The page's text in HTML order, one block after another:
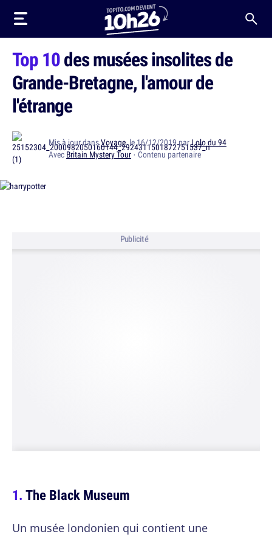
Top 10des musées insolites de
Grande-Bretagne, l'amour de
l'étrange
Mis à jour dansVoyage, le 16/12/2019 parLolo du 94
Avec Britain Mystery Tour · Contenu partenaire
Publicité
The Black Museum
Un musée londonien qui contient une